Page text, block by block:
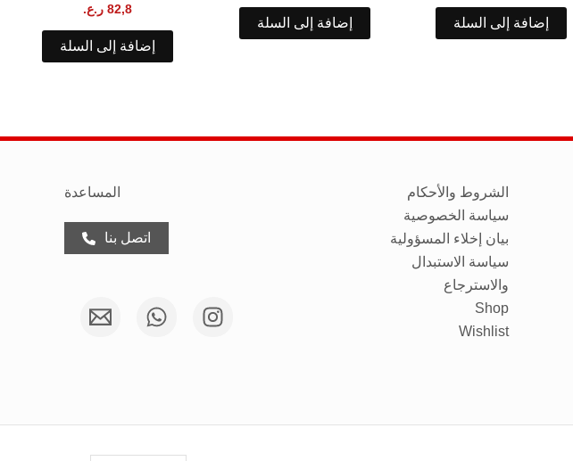
إضافة إلى السلة إضافة إلى السلة
82,8 ر.ع.
إضافة إلى السلة
الشروط والأحكام
سياسة الخصوصية
بيان إخلاء المسؤولية
سياسة الاستبدال
والاسترجاع
Shop
Wishlist
المساعدة
اتصل بنا